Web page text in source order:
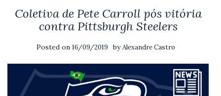
Coletiva de Pete Carroll pós vitória
contra Pittsburgh Steelers
Posted on 16/09/2019 byAlexandre Castro